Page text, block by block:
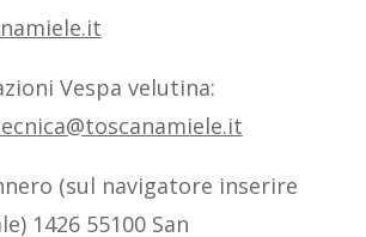
Vespa velutina:
(sul navigatore inserire
1426 55100 San